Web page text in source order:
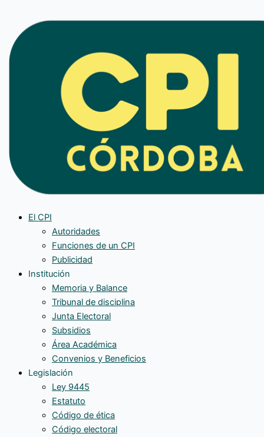
contenido
El CPI
Autoridades
Funciones de un CPI
Publicidad
Institución
Memoria y Balance
Tribunal de disciplina
Junta Electoral
Subsidios
Área Académica
Convenios y Beneficios
Legislación
Ley 9445
Estatuto
Código de ética
Código electoral